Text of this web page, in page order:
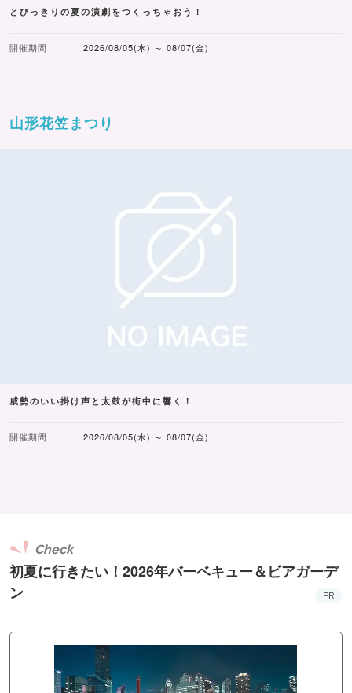
とびっきりの夏の演劇をつくっちゃおう！
開催期間 2026/08/05(水) ～ 08/07(金)
山形花笠まつり
威勢のいい掛け声と太鼓が街中に響く！
開催期間 2026/08/05(水) ～ 08/07(金)
初夏に行きたい！2026年バーベキュー＆ビアガーデ
ン
Check
PR